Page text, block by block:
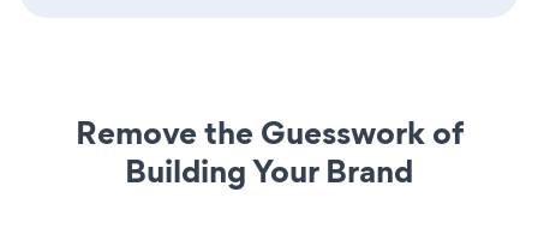
Remove the Guesswork of
Building Your Brand